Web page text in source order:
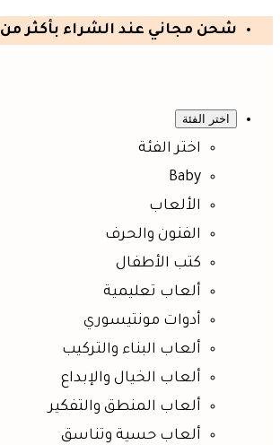
شحن مجاني عند الشراء بأكثر من 199 ₪
اختر الفئة
اختر الفئة
Baby
الألعاب
الفنون والحرف
كتب الأطفال
ألعاب تعليمية
أدوات مونتيسوري
ألعاب البناء والتركيب
ألعاب الخيال والإبداع
ألعاب المنطق والتفكير
ألعاب حسية وتناسق